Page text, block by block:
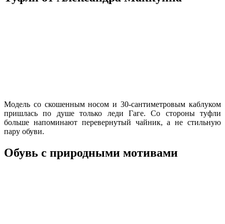
Модель со скошенным носом и 30-сантиметровым каблуком
пришлась по душе только леди Гаге. Со стороны туфли
больше напоминают перевернутый чайник, а не стильную
пару обуви.
Обувь с природными мотивами